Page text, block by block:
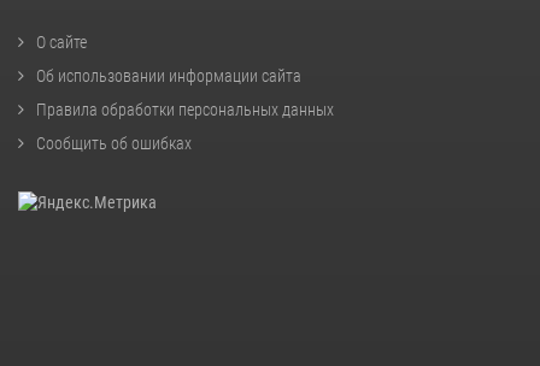
О сайте
Об использовании информации сайта
Правила обработки персональных данных
Сообщить об ошибках